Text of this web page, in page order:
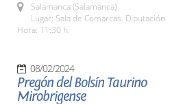
Salamanca (Salamanca)
Lugar: Sala de Comarcas. Diputación
Hora: 11:30 h.
08/02/2024
Pregón del Bolsín Taurino
Mirobrigense